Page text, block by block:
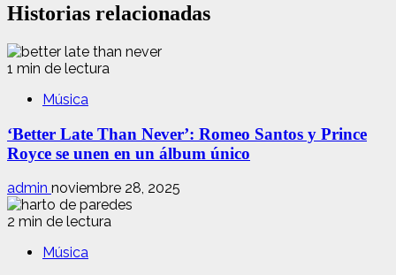
Historias relacionadas
1 min de lectura
Música
‘Better Late Than Never’: Romeo Santos y Prince
Royce se unen en un álbum único
admin noviembre 28, 2025
2 min de lectura
Música